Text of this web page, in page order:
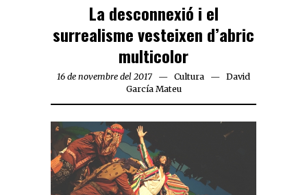
La desconnexió i el
surrealisme vesteixen d’abric
multicolor
16 de novembre del 2017 Cultura
David
García Mateu